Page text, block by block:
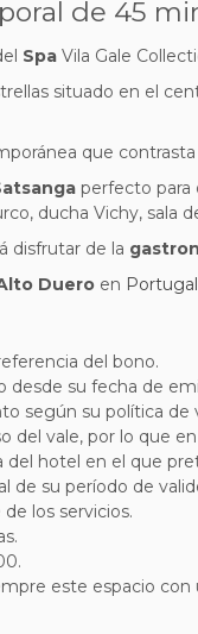
de 45
Spa Vila Gale
situado en el
que
perfecto para
ducha Vichy, sala
disfrutar de la
Duero en Portugal
del bono.
desde su fecha de
según su política de
del vale, por lo que
hotel en el que
de su período de
los servicios.
este espacio con